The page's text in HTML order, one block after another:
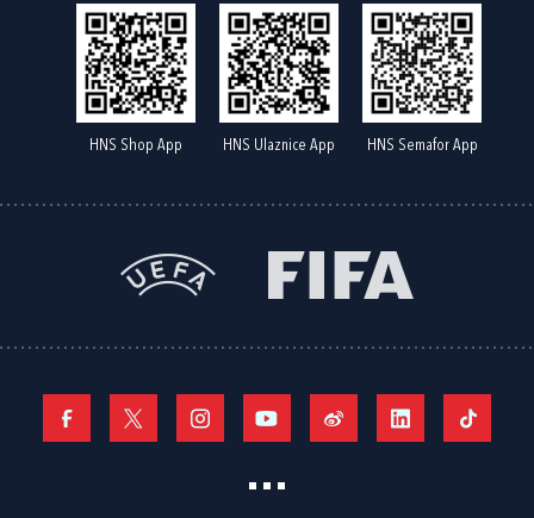
HNS Shop App HNS Ulaznice App HNS Semafor App